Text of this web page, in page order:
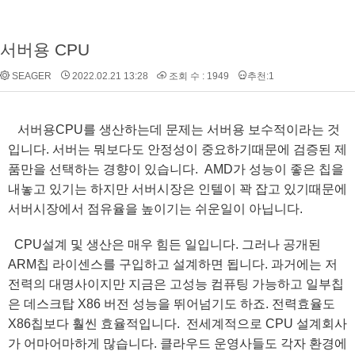
서버용 CPU
SEAGER 2022.02.21 13:28 조회 수 : 1949 추천:1
서버용CPU를 생산하는데 문제는 서버용 보수적이라는 것
입니다. 서버는 뭐보다도 안정성이 중요하기때문에 검증된 제
품만을 선택하는 경향이 있습니다. AMD가 성능이 좋은 칩을
내놓고 있기는 하지만 서버시장은 인텔이 꽉 잡고 있기때문에
서버시장에서 점유율을 높이기는 쉬운일이 아닙니다.
CPU설계 및 생산은 매우 힘든 일입니다. 그러나 공개된
ARM칩 라이센스를 구입하고 설계하면 됩니다. 과거에는 저
전력의 대명사이지만 지금은 고성능 컴퓨팅 가능하고 일부칩
은 데스크탑 X86 버전 성능을 뛰어넘기도 하죠. 전력효율도
X86칩보다 훨씬 효율적입니다. 전세계적으로 CPU 설계회사
가 어마어마하게 많습니다. 클라우드 운영사들도 각자 환경에